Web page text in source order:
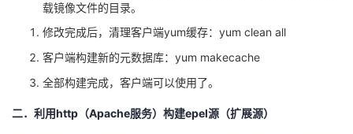
课
程
的
认
证
我
的
实
我
的
术
支
持
云
声
建
载镜像文件的目录。
修改完成后，清理客户端yum缓存：yum clean all
客户端构建新的元数据库： yum makecache
全部构建完成，客户端可以使用了。
二．利用http（Apache服务）构建epel源（扩展源）